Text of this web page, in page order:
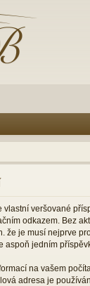
veršované
odkazem. Bez
je musí nejprve
jedním
na vašem
adresa je